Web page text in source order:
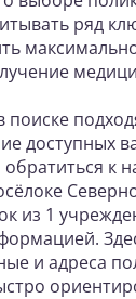
ряд
доступных
к
из 1
и адреса